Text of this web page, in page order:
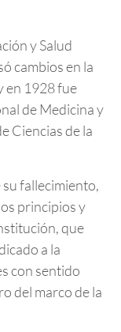
y Salud
cambios en la
en 1928 fue
de Medicina y
Ciencias de la
su fallecimiento,
principios y
que
a la
con sentido
del marco de la